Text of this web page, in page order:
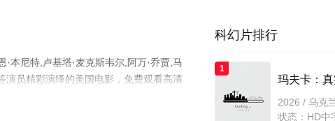
本尼特,卢基塔·麦克斯韦尔,阿万·乔贾,马
演员精彩演绎的美国电影，免费观看高清
台了解。
科幻片排行
1
玛夫卡：
2026 / 乌克
状态：HD中